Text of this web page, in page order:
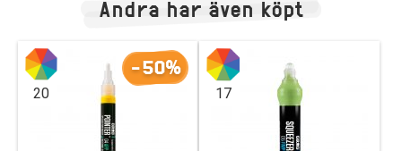
Andra har även köpt
-50%
20 17